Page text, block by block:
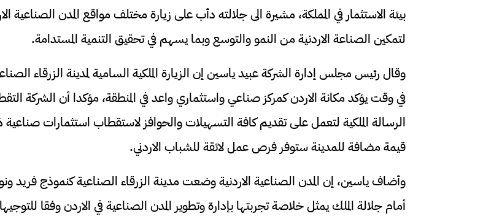
بيئة الاستثمار في المملكة، مشيرة الى جلالته دأب على زيارة مختلف مواقع المدن الصناعية
لتمكين الصناعة الاردنية من النمو والتوسع وبما يسهم في تحقيق التنمية المستدامة.
وقال رئيس مجلس إدارة الشركة عبيد ياسين إن الزيارة الملكية السامية لمدينة الزرقاء
في وقت يؤكد مكانة الاردن كمركز صناعي واستثماري واعد في المنطقة، مؤكدا أن الشركة
الرسالة الملكية لتعمل على تقديم كافة التسهيلات والحوافز لاستقطاب استثمارات
قيمة مضافة للمدينة ستوفر فرص عمل لائقة للشباب الاردني.
وأضاف ياسين، إن المدن الصناعية الاردنية وضعت مدينة الزرقاء الصناعية كنموذج فريد
أمام جلالة الملك يمثل خلاصة تجربتها بإدارة وتطوير المدن الصناعية في الاردن وفقا